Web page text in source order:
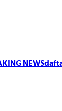
NEWS